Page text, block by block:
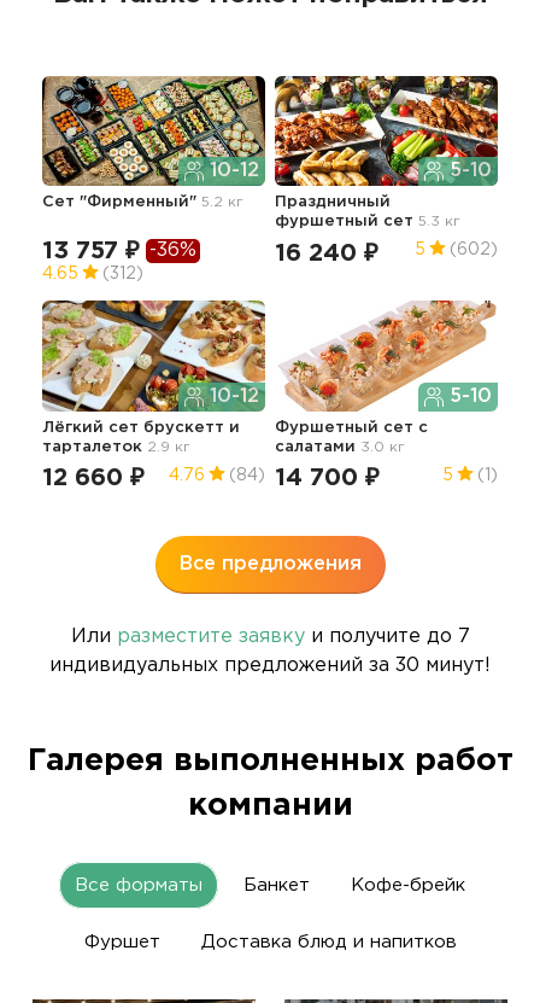
10-12
Сет "Фирменный" 5.2 кг
13 757 ₽ -36%
4.65 (312)
5-10
Праздничный
фуршетный сет 5.3 кг
16 240 ₽ 5 (602)
10-12
Лёгкий сет брускетт и
тарталеток 2.9 кг
12 660 ₽ 4.76 (84)
5-10
Фуршетный сет с
салатами 3.0 кг
14 700 ₽ 5 (1)
Все предложения
Или разместите заявкуи получите до 7
индивидуальных предложений за 30 минут!
Галерея выполненных работ
компании
Все форматы Банкет Кофе-брейк
Фуршет Доставка блюд и напитков